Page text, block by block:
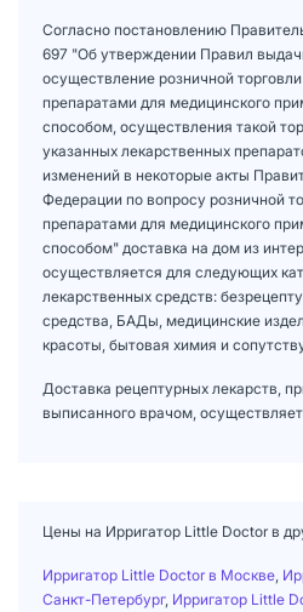
Согласно постановлению
697 "Об утверждении Правил
осуществление розничной
препаратами для медицинского
способом, осуществления такой
указанных лекарственных
изменений в некоторые акты
Федерации по вопросу розничной
препаратами для медицинского
способом" доставка на дом из
осуществляется для следующих
лекарственных средств:
средства, БАДы, медицинские
красоты, бытовая химия и
Доставка рецептурных лекарств,
выписанного врачом,
Цены на Ирригатор Little Doctor в
Ирригатор Little Doctor в Москве
Санкт-Петербург, Ирригатор Little